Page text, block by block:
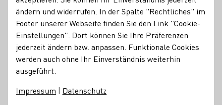
Mitgliedschaften
Vinissima - Frauen & Wein e.V. FAIR'N GREEN e.V
Services
Kontakt
ändern und widerrufen. In der Spalte "Rechtliches" im
Footer unserer Webseite finden Sie den Link "Cookie-
Einstellungen". Dort können Sie Ihre Präferenzen
jederzeit ändern bzw. anpassen. Funktionale Cookies
werden auch ohne Ihr Einverständnis weiterhin
ausgeführt.
Impressum | Datenschutz